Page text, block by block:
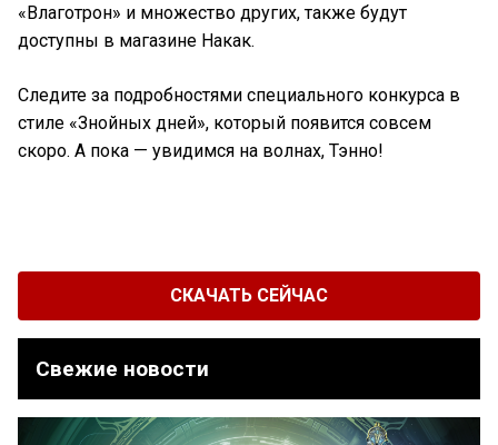
«Влаготрон» и множество других, также будут
доступны в магазине Накак.
Следите за подробностями специального конкурса в
стиле «Знойных дней», который появится совсем
скоро. А пока — увидимся на волнах, Тэнно!
СКАЧАТЬ СЕЙЧАС
Свежие новости